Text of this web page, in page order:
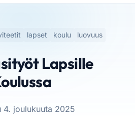
lapset koulu luovuus
Lapsille
4. joulukuuta 2025